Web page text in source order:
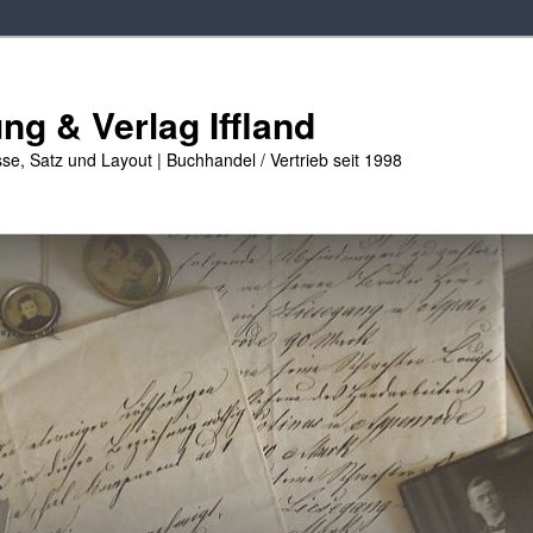
& Verlag Iffland
Satz und Layout | Buchhandel / Vertrieb seit 1998